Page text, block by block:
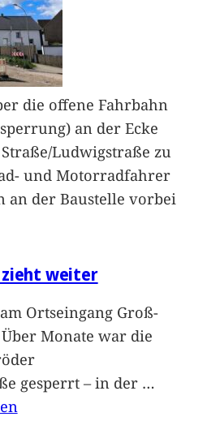
die offene Fahrbahn
an der Ecke
Ludwigstraße zu
und Motorradfahrer
an der Baustelle vorbei
zieht weiter
Ortseingang Groß-
Monate war die
gesperrt – in der …